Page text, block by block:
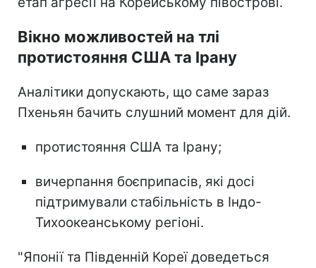
Вікно можливостей на тлі
протистояння США та Ірану
Аналітики допускають, що саме зараз
Пхеньян бачить слушний момент для дій.
протистояння США та Ірану;
вичерпання боєприпасів, які досі
підтримували стабільність в Індо-
Тихоокеанському регіоні.
"Японії та Південній Кореї доведеться